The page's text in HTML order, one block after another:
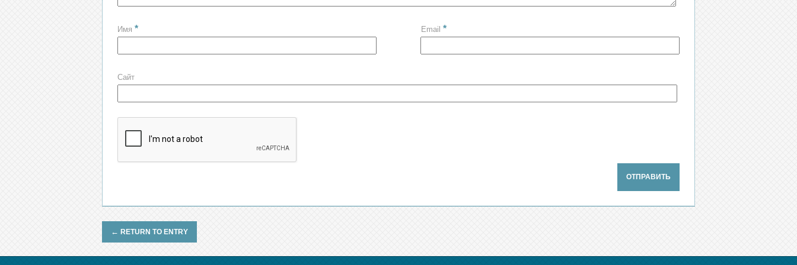
Имя * Email*
Сайт
← RETURN TO ENTRY